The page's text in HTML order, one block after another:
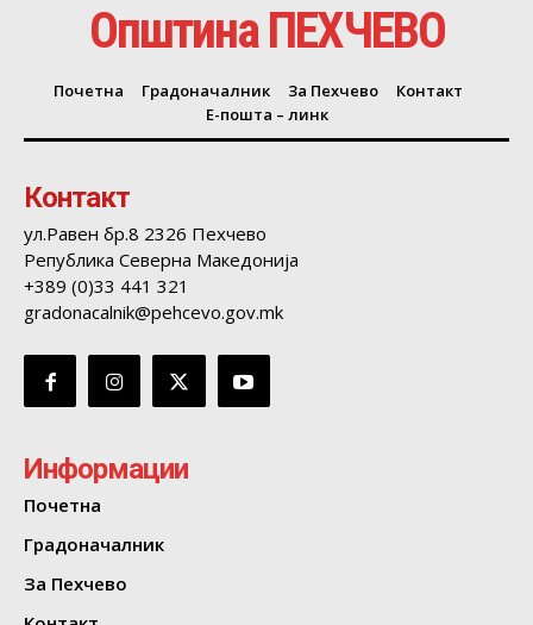
Општина ПЕХЧЕВО
Почетна Градоначалник За Пехчево
Контакт
Е-пошта – линк
Контакт
ул.Равен бр.8 2326 Пехчево
Република Северна Македонија
+389 (0)33 441 321
gradonacalnik@pehcevo.gov.mk
Информации
Почетна
Градоначалник
За Пехчево